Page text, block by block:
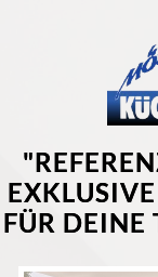
FÜR DEINE